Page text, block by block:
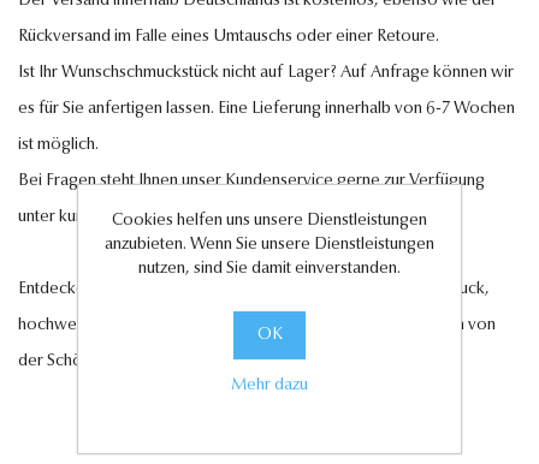
Rückversand im Falle eines Umtauschs oder einer Retoure.
Ist Ihr Wunschschmuckstück nicht auf Lager? Auf Anfrage können wir
es für Sie anfertigen lassen. Eine Lieferung innerhalb von 6-7 Wochen
ist möglich.
Bei Fragen steht Ihnen unser Kundenservice gerne zur Verfügung
unter kundenservice@antwerp-diamonds.de.
Entdecken Sie jetzt unsere exquisite Auswahl an Diamantschmuck,
hochwertigen Edelsteinen und edlen Perlen und lassen Sie sich von
der Schönheit und Eleganz unserer Kollektionen verzaubern.
Cookies helfen uns unsere Dienstleistungen
anzubieten. Wenn Sie unsere Dienstleistungen
nutzen, sind Sie damit einverstanden.
OK
Mehr dazu